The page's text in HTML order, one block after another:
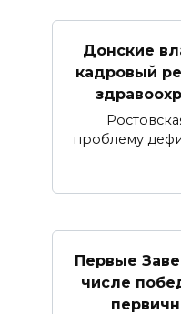
Донские
кадровый
проблему
Первые
числе